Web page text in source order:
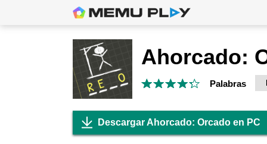
Ahorcado:
Palabras
Descargar Ahorcado: Orcado en PC